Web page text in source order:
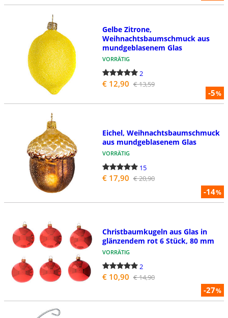
-5%
Gelbe Zitrone,
Weihnachtsbaumschmuck aus
mundgeblasenem Glas
VORRÄTIG
2
€ 12,90 € 13,59
-14%
Eichel, Weihnachtsbaumschmuck
aus mundgeblasenem Glas
VORRÄTIG
15
€ 17,90 € 20,90
-27%
Christbaumkugeln aus Glas in
glänzendem rot 6 Stück, 80 mm
VORRÄTIG
2
€ 10,90 € 14,90